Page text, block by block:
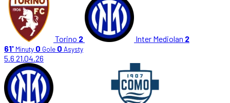
Torino 2 Inter Mediolan 2
61' Minuty 0 Gole 0 Asysty
5.6 21.04.26